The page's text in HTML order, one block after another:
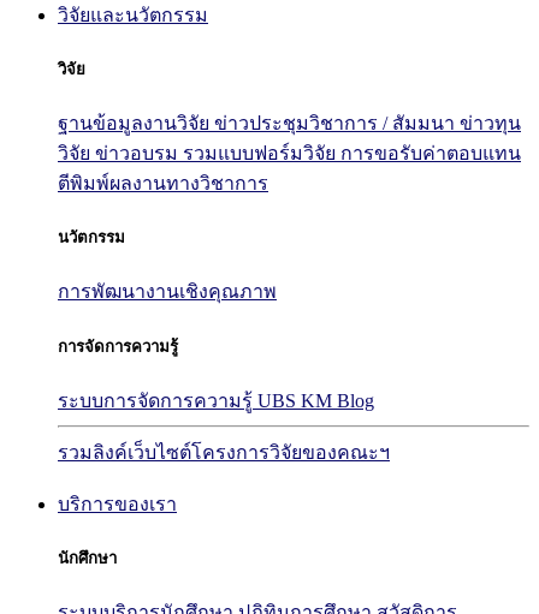
วิจัยและนวัตกรรม
วิจัย
ฐานข้อมูลงานวิจัย ข่าวประชุมวิชาการ / สัมมนา ข่าวทุน
วิจัย ข่าวอบรม รวมแบบฟอร์มวิจัย การขอรับค่าตอบแทน
ตีพิมพ์ผลงานทางวิชาการ
นวัตกรรม
การพัฒนางานเชิงคุณภาพ
การจัดการความรู้
ระบบการจัดการความรู้ UBS KM Blog
รวมลิงค์เว็บไซต์โครงการวิจัยของคณะฯ
บริการของเรา
นักศึกษา